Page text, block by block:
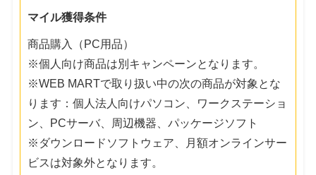
マイル獲得条件
商品購入（PC用品）
※個人向け商品は別キャンペーンとなります。
※WEB MARTで取り扱い中の次の商品が対象とな
ります：個人法人向けパソコン、ワークステーショ
ン、PCサーバ、周辺機器、パッケージソフト
※ダウンロードソフトウェア、月額オンラインサー
ビスは対象外となります。